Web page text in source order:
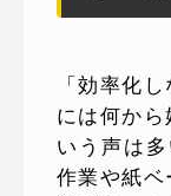
「効率化
には何か
いう声は
作業や紙